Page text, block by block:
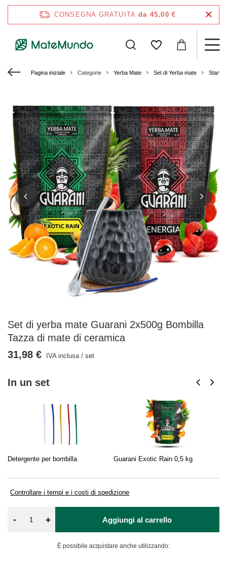
CONSEGNA GRATUITA da 45,00 €
Pagina iniziale Categorie Yerba Mate Set di Yerba mate Starter
Set di yerba mate Guarani 2x500g Bombilla
Tazza di mate di ceramica
In un set
Detergente per bombilla Guarani Exotic Rain 0,5 kg
Controllare i tempi e i costi di spedizione
31,98 € IVA inclusa/ set
- + Aggiungi al carrello
È possibile acquistare anche utilizzando: